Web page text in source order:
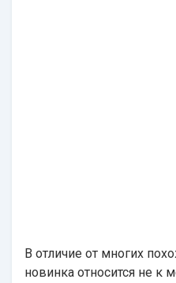
В отличие от многих
новинка относится не к